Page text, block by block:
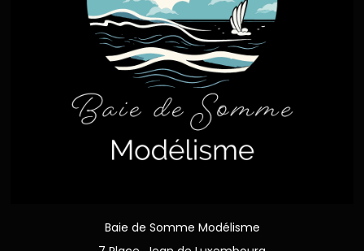
Baie de Somme Modélisme